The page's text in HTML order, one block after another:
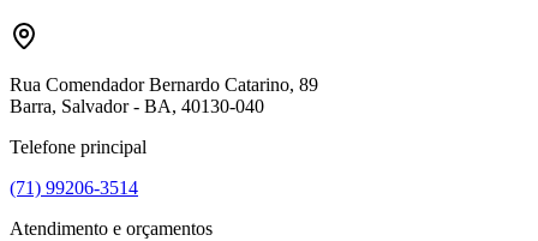
Rua Comendador Bernardo Catarino, 89
Barra, Salvador - BA, 40130-040
Telefone principal
(71) 99206-3514
Atendimento e orçamentos